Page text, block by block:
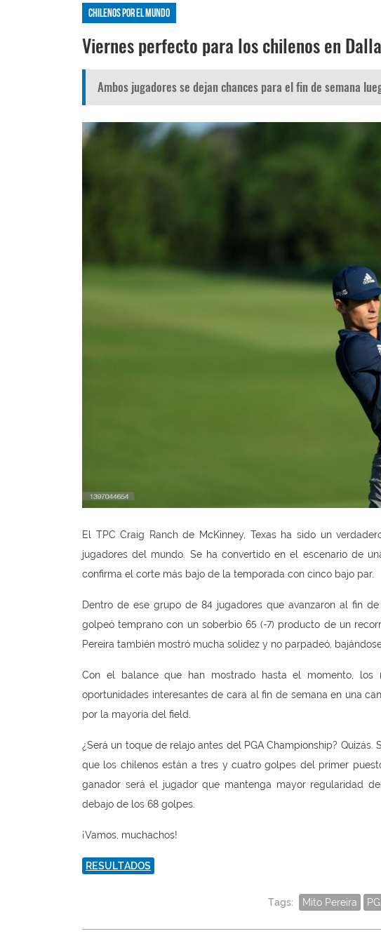
Chilenos por el mundo
Viernes perfecto para los chilenos en
Ambos jugadores se dejan chances para el fin de semana
El TPC Craig Ranch de McKinney, Texas ha sido un
jugadores del mundo. Se ha convertido en el escenario de
confirma el corte más bajo de la temporada con cinco bajo par.
Dentro de ese grupo de 84 jugadores que avanzaron al fin
golpeó temprano con un soberbio 65 (-7) producto de un
Pereira también mostró mucha solidez y no parpadeó,
Con el balance que han mostrado hasta el momento, los
oportunidades interesantes de cara al fin de semana en una
por la mayoría del field.
¿Será un toque de relajo antes del PGA Championship?
que los chilenos están a tres y cuatro golpes del primer
ganador será el jugador que mantenga mayor regularidad
debajo de los 68 golpes.
¡Vamos, muchachos!
RESULTADOS
Tags: Mito Pereira